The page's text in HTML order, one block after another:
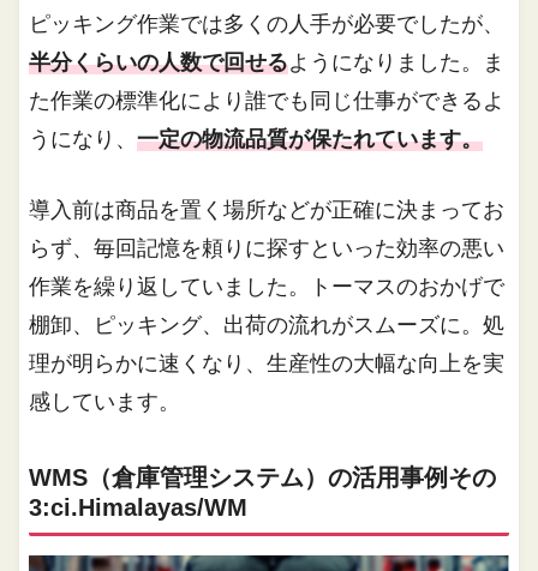
ピッキング作業では多くの人手が必要でしたが、
半分くらいの人数で回せるようになりました。ま
た作業の標準化により誰でも同じ仕事ができるよ
うになり、一定の物流品質が保たれています。
導入前は商品を置く場所などが正確に決まってお
らず、毎回記憶を頼りに探すといった効率の悪い
作業を繰り返していました。トーマスのおかげで
棚卸、ピッキング、出荷の流れがスムーズに。処
理が明らかに速くなり、生産性の大幅な向上を実
感しています。
WMS（倉庫管理システム）の活用事例その
3:ci.Himalayas/WM